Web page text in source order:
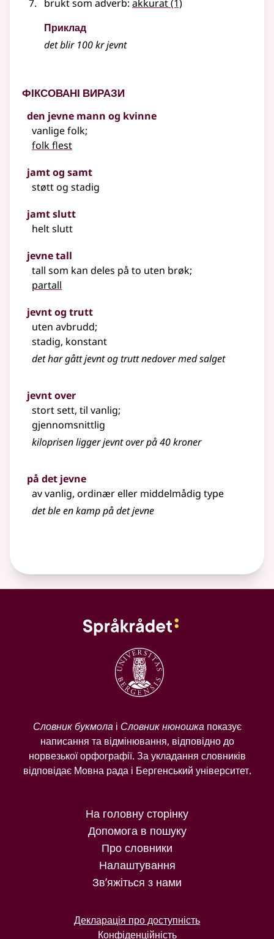
brukt som adverb: akkurat(1)
Приклад
det blir 100 krjevnt
Фіксовані вирази
den jevne mann og kvinne
vanlige folk;
folk flest
jamt og samt
støtt og stadig
jamt slutt
helt slutt
jevne tall
tall som kan deles på to uten brøk;
partall
jevnt og trutt
uten avbrudd;
stadig, konstant
det har gått jevnt og trutt nedover med salget
jevnt over
stort sett, til vanlig;
gjennomsnittlig
kiloprisen ligger jevnt over på 40 kroner
på det jevne
av vanlig, ordinær eller middelmådig type
det ble en kamp på det jevne
Словник букмолаі Словник нюношкапоказує
написання та відмінювання, відповідно до
норвезької орфографії. За укладання словників
відповідає Мовна рада і Бергенський університет.
На головну сторінку
Допомога в пошуку
Про словники
Налаштування
Зв’яжіться з нами
Декларація про доступність
Конфіденційність